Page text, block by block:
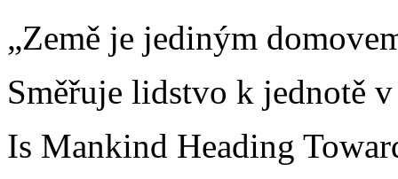
„Země je jediným
Směřuje lidstvo k jednotě
Is Mankind Heading